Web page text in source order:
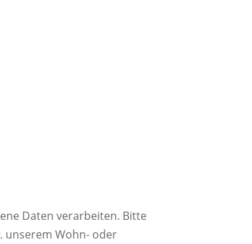
Daten verarbeiten. Bitte
unserem Wohn- oder